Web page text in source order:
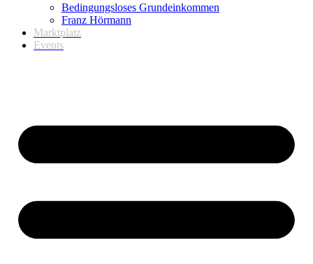
Bedingungsloses Grundeinkommen
Franz Hörmann
Marktplatz
Events